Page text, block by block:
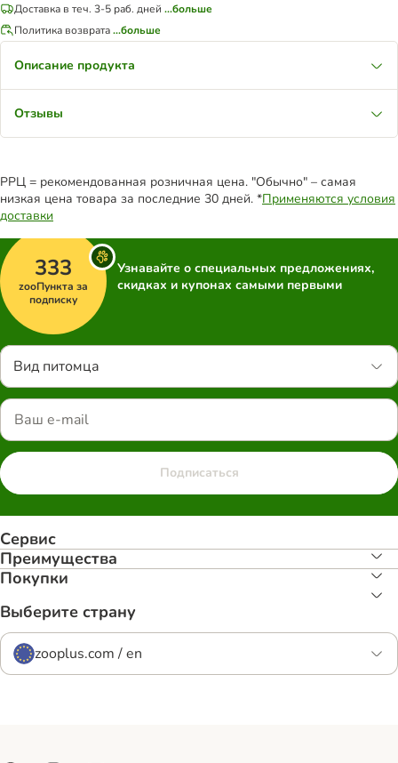
Доставка в теч. 3-5 раб. дней ...больше
Политика возврата...больше
Описание продукта
Отзывы
РРЦ = рекомендованная розничная цена. "Обычно" – самая
низкая цена товара за последние 30 дней. *Применяются условия
доставки
333
zooПункта за
подписку
Узнавайте о специальных предложениях,
скидках и купонах самыми первыми
Вид питомца
Подписаться
Сервис
Преимуществa
Покупки
Выберите страну
zooplus.com / en